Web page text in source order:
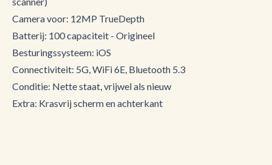
Camera voor: 12MP TrueDepth
Batterij: 100 capaciteit - Origineel
Besturingssysteem: iOS
Connectiviteit: 5G, WiFi 6E, Bluetooth 5.3
Conditie: Nette staat, vrijwel als nieuw
Extra: Krasvrij scherm en achterkant